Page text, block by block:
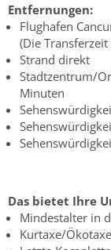
Entfernungen:
Flughafen
(Die
Strand direkt
Stadtzentrum/
Minuten
Das bietet Ihre
Mindestalter in
Kurtaxe/